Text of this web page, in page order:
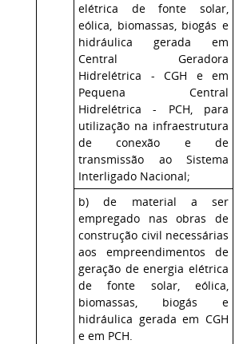
elétrica de fonte solar,
eólica, biomassas, biogás e
hidráulica gerada em
Central Geradora
Hidrelétrica - CGH e em
Pequena Central
Hidrelétrica - PCH, para
utilização na infraestrutura
de conexão e de
transmissão ao Sistema
Interligado Nacional;
b) de material a ser
empregado nas obras de
construção civil necessárias
aos empreendimentos de
geração de energia elétrica
de fonte solar, eólica,
biomassas, biogás e
hidráulica gerada em CGH
e em PCH.